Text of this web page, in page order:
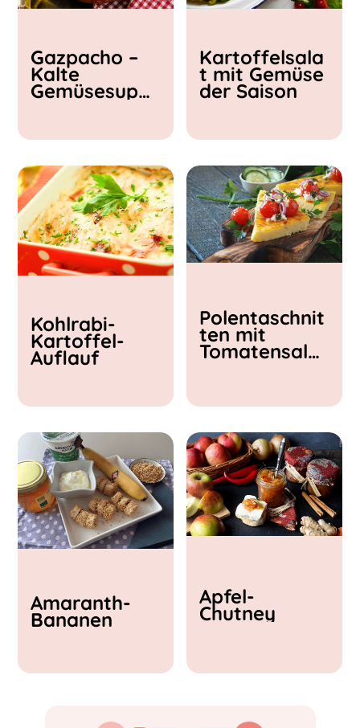
< 15 min
15 - 30 min
30 - 60 min
Gazpacho –
Kalte
Gemüsesupp
Kartoffelsala
t mit Gemüse
der Saison
Kohlrabi-
Kartoffel-
Auflauf
Polentaschnit
ten mit
Tomatensalat
Amaranth-
Bananen
Apfel-
Chutney